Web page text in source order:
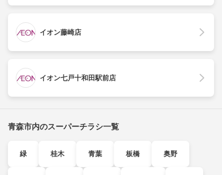
イオン藤崎店
イオン七戸十和田駅前店
青森市内のスーパーチラシ一覧
緑 桂木 青葉 板橋 奥野